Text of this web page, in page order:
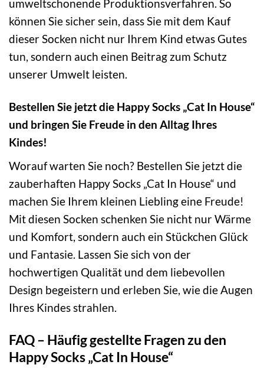
umweltschonende Produktionsverfahren. So
können Sie sicher sein, dass Sie mit dem Kauf
dieser Socken nicht nur Ihrem Kind etwas Gutes
tun, sondern auch einen Beitrag zum Schutz
unserer Umwelt leisten.
Bestellen Sie jetzt die Happy Socks „Cat In House“
und bringen Sie Freude in den Alltag Ihres
Kindes!
Worauf warten Sie noch? Bestellen Sie jetzt die
zauberhaften Happy Socks „Cat In House“ und
machen Sie Ihrem kleinen Liebling eine Freude!
Mit diesen Socken schenken Sie nicht nur Wärme
und Komfort, sondern auch ein Stückchen Glück
und Fantasie. Lassen Sie sich von der
hochwertigen Qualität und dem liebevollen
Design begeistern und erleben Sie, wie die Augen
Ihres Kindes strahlen.
FAQ – Häufig gestellte Fragen zu den
Happy Socks „Cat In House“